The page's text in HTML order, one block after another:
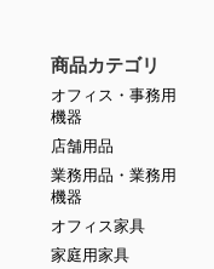
商品カテゴリ
オフィス・事務用
機器
店舗用品
業務用品・業務用
機器
オフィス家具
家庭用家具